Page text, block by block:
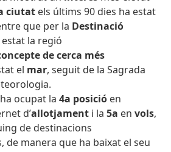
ciutat els últims 90 dies ha estat
que per la Destinació
estat la regió
de cerca més
el mar, seguit de la Sagrada
ocupat la4a posició en
d’allotjament i la 5a en vols,
de destinacions
de manera que ha baixat el seu